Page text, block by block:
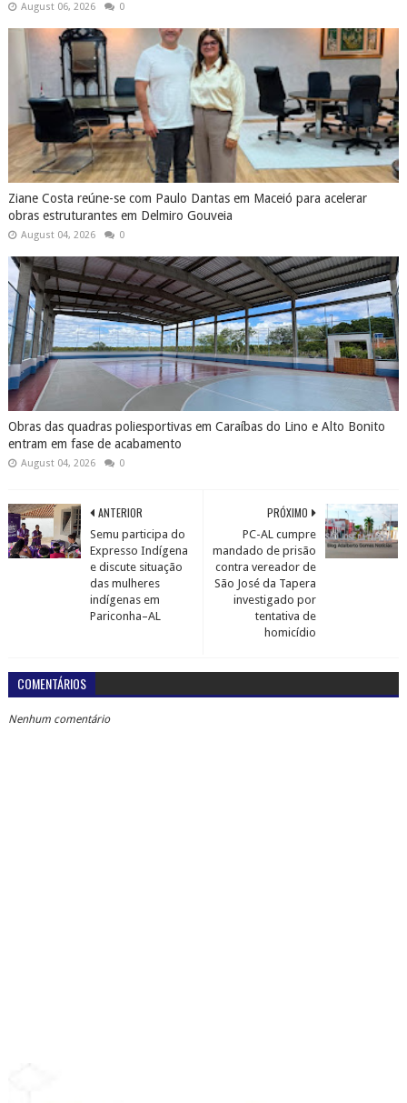
August 06, 2026 0
Ziane Costa reúne-se com Paulo Dantas em Maceió para acelerar
obras estruturantes em Delmiro Gouveia
August 04, 2026 0
Obras das quadras poliesportivas em Caraíbas do Lino e Alto Bonito
entram em fase de acabamento
August 04, 2026 0
PRÓXIMO
PC-AL cumpre
mandado de prisão
contra vereador de
São José da Tapera
investigado por
tentativa de
homicídio
ANTERIOR
Semu participa do
Expresso Indígena
e discute situação
das mulheres
indígenas em
Pariconha–AL
COMENTÁRIOS
Nenhum comentário